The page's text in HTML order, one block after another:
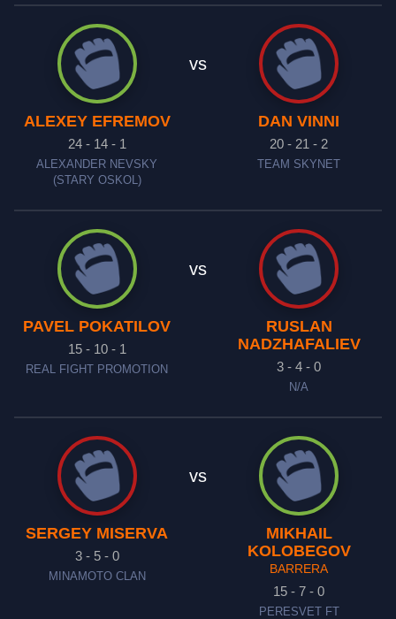
ALEXEY EFREMOV
24 - 14 - 1
ALEXANDER NEVSKY
(STARY OSKOL)
vs
DAN VINNI
20 - 21 - 2
TEAM SKYNET
PAVEL POKATILOV
15 - 10 - 1
REAL FIGHT PROMOTION
vs
RUSLAN
NADZHAFALIEV
3 - 4 - 0
N/A
SERGEY MISERVA
3 - 5 - 0
MINAMOTO CLAN
vs
MIKHAIL
KOLOBEGOV
BARRERA
15 - 7 - 0
PERESVET FT